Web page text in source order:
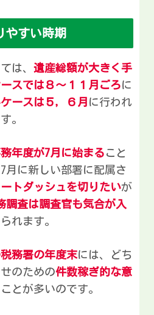
やすい時期
は、 遺産総額が大きく手
スでは８～１１月ごろに
ースは５，６月 に行われ
。
年度が7月に始まる こと
月に新しい部署に配属さ
トダッシュを切りたいが
調査は調査官も気合が入
れます。
務署の年度末には、どち
のための件数稼ぎ的な意
とが多いのです。